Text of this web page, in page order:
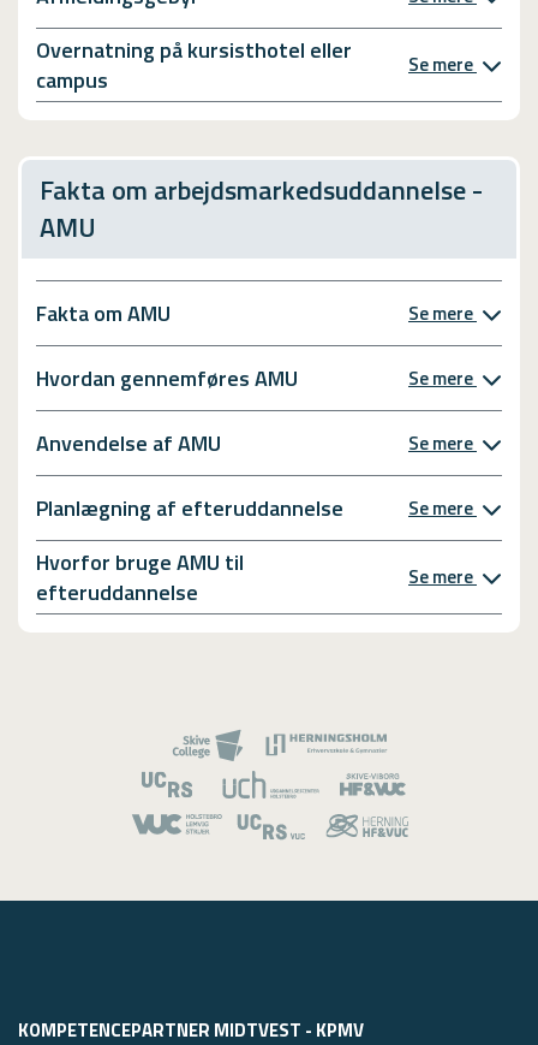
Overnatning på kursisthotel eller
campus
Se mere
Fakta om arbejdsmarkedsuddannelse -
AMU
Fakta om AMU Se mere
Hvordan gennemføres AMU Se mere
Anvendelse af AMU Se mere
Planlægning af efteruddannelse Se mere
Hvorfor bruge AMU til
efteruddannelse
Se mere
KOMPETENCEPARTNER MIDTVEST - KPMV